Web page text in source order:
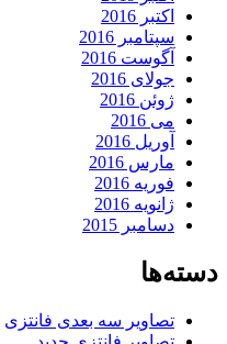
اکتبر 2016
سپتامبر 2016
آگوست 2016
جولای 2016
ژوئن 2016
می 2016
آوریل 2016
مارس 2016
فوریه 2016
ژانویه 2016
دسامبر 2015
دسته‌ها
تصاویر سه بعدی فانتزی